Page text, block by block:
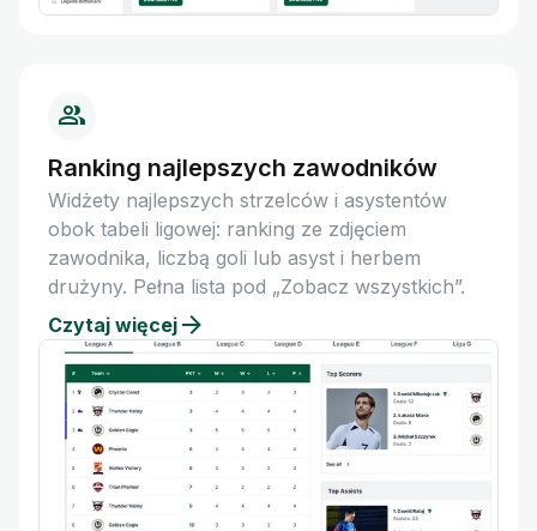
Ranking najlepszych zawodników
Widżety najlepszych strzelców i asystentów
obok tabeli ligowej: ranking ze zdjęciem
zawodnika, liczbą goli lub asyst i herbem
drużyny. Pełna lista pod „Zobacz wszystkich”.
Czytaj więcej